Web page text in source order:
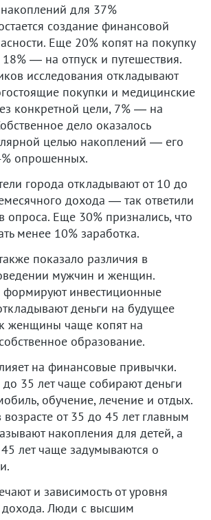
для 37%
создание финансовой
Еще 20% копят на покупку
— на отпуск и путешествия.
исследования откладывают
покупки и медицинские
конкретной цели, 7% — на
дело оказалось
целью накоплений — его
опрошенных.
города откладывают от 10 до
дохода — так ответили
опроса. Еще 30% признались, что
менее 10% заработка.
показало различия в
мужчин и женщин.
инвестиционные
деньги на будущее
женщины чаще копят на
образование.
на финансовые привычки.
35 лет чаще собирают деньги
обучение, лечение и отдых.
от 35 до 45 лет главным
накопления для детей, а
лет чаще задумываются о
и зависимость от уровня
дохода. Люди с высшим